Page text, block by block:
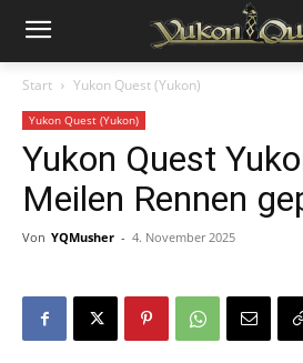
Start Yukon Quest (Yukon)
Yukon Quest (Yukon)
Yukon Quest
Meilen Rennen
Von YQMusher - 4. November 2025